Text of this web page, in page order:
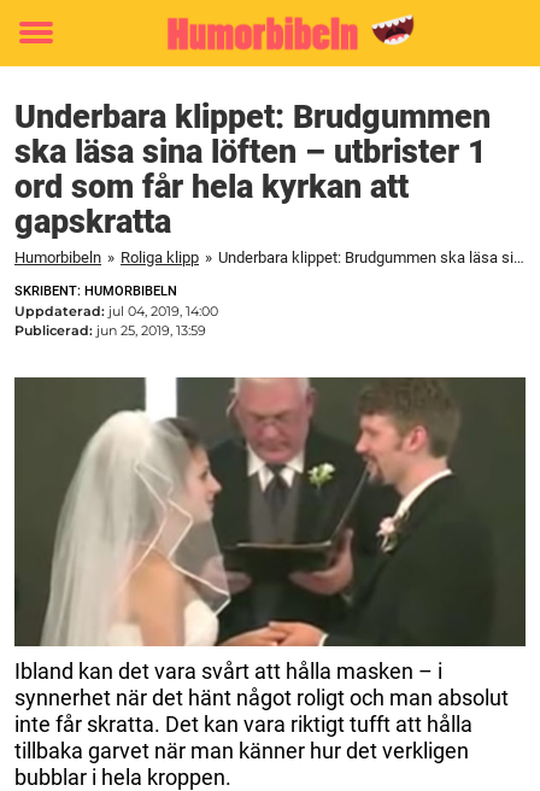
Toggle
Underbara klippet: Brudgummen
ska läsa sina löften – utbrister 1
ord som får hela kyrkan att
gapskratta
Humorbibeln » Roliga klipp » Underbara klippet: Brudgummen ska läsa sina löften – utbrister 1 ord som får hela kyrkan att gapskratta
SKRIBENT: HUMORBIBELN
Uppdaterad: jul 04, 2019, 14:00
Publicerad: jun 25, 2019, 13:59
Ibland kan det vara svårt att hålla masken – i
synnerhet när det hänt något roligt och man absolut
inte får skratta. Det kan vara riktigt tufft att hålla
tillbaka garvet när man känner hur det verkligen
bubblar i hela kroppen.